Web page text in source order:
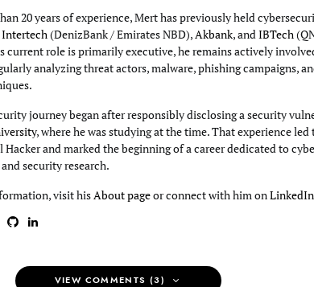
20 years of experience, Mert has previously held
Intertech(DenizBank / Emirates NBD),Akbank, andIBTech
current role is primarily executive, he remains actively
analyzing threat actors, malware, phishing campaigns,
journey began after responsibly disclosing a security
, where he was studying at the time. That experience
Hacker and marked the beginning of a career dedicated to
security research.
visit hisAbout pageor connect with him onLinkedIn
VIEW COMMENTS (3)